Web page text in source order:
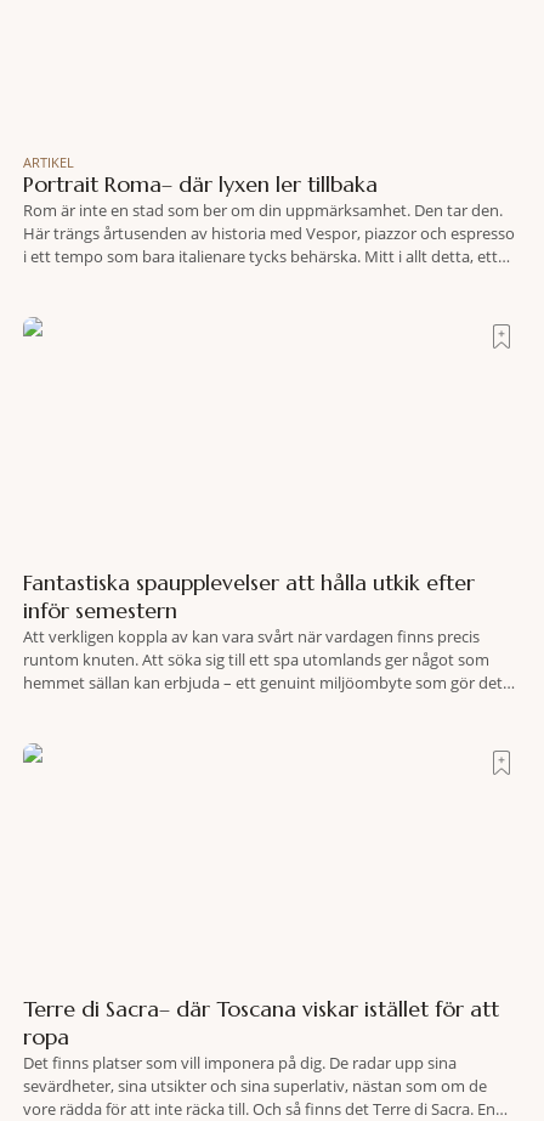
ARTIKEL
Portrait Roma– där lyxen ler tillbaka
Rom är inte en stad som ber om din uppmärksamhet. Den tar den.
Här trängs årtusenden av historia med Vespor, piazzor och espresso
i ett tempo som bara italienare tycks behärska. Mitt i allt detta, ett
Fantastiska spaupplevelser att hålla utkik efter
inför semestern
Att verkligen koppla av kan vara svårt när vardagen finns precis
runtom knuten. Att söka sig till ett spa utomlands ger något som
hemmet sällan kan erbjuda – ett genuint miljöombyte som gör det
Terre di Sacra– där Toscana viskar istället för att
ropa
Det finns platser som vill imponera på dig. De radar upp sina
sevärdheter, sina utsikter och sina superlativ, nästan som om de
vore rädda för att inte räcka till. Och så finns det Terre di Sacra. En